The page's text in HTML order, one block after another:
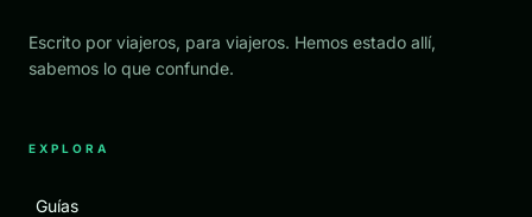
Escrito por viajeros, para viajeros. Hemos estado allí,
sabemos lo que confunde.
EXPLORA
Guías